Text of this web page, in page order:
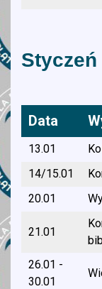
luty
Styczeń
Data
13.01
14/15.01
20.01
21.01
26.01 -
30.01